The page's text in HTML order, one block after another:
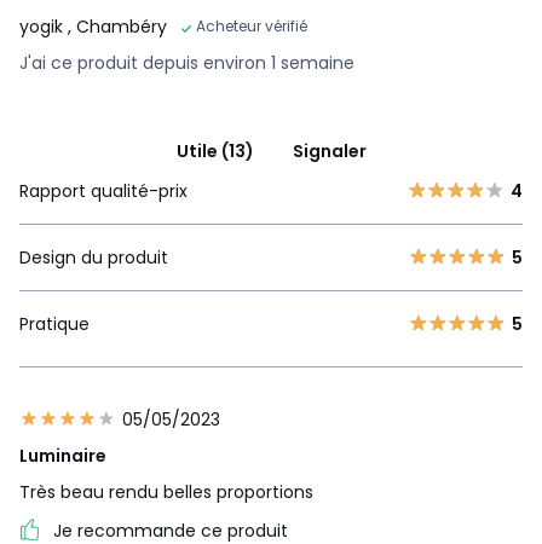
yogik , Chambéry Acheteur vérifié
J'ai ce produit depuis environ 1 semaine
Utile (13)
Signaler
Rapport qualité-prix
4
Design du produit 5
Pratique 5
05/05/2023
Luminaire
Très beau rendu belles proportions
Je recommande ce produit